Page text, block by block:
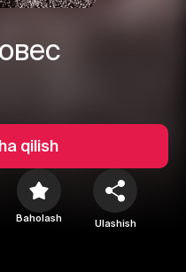
qilish
Baholash Ulashish